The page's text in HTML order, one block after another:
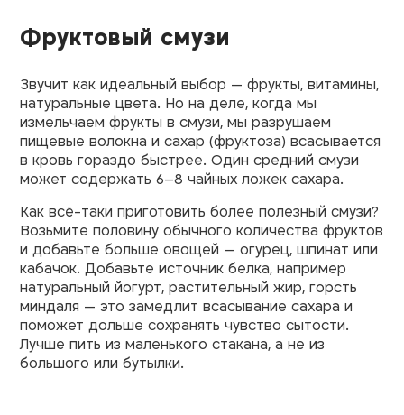
Фруктовый смузи
Звучит как идеальный выбор — фрукты, витамины,
натуральные цвета. Но на деле, когда мы
измельчаем фрукты в смузи, мы разрушаем
пищевые волокна и сахар (фруктоза) всасывается
в кровь гораздо быстрее. Один средний смузи
может содержать 6–8 чайных ложек сахара.
Как всё-таки приготовить более полезный смузи?
Возьмите половину обычного количества фруктов
и добавьте больше овощей — огурец, шпинат или
кабачок. Добавьте источник белка, например
натуральный йогурт, растительный жир, горсть
миндаля — это замедлит всасывание сахара и
поможет дольше сохранять чувство сытости.
Лучше пить из маленького стакана, а не из
большого или бутылки.